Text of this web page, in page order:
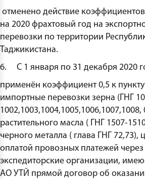
отменено действие
на 2020 фрахтовый год на
перевозки по территории
Таджикистана.
6. С 1 января по 31 декабря 2020
применён коэффициент 0,5 к
импортные перевозки зерна (ГНГ
1002,1003,1004,1005,1006,1007,1008,
растительного масла ( ГНГ 1507-
черного металла ( глава ГНГ 72,73),
оплатой провозных платежей
экспедиторские организации,
АО УТЙ прямой договор об